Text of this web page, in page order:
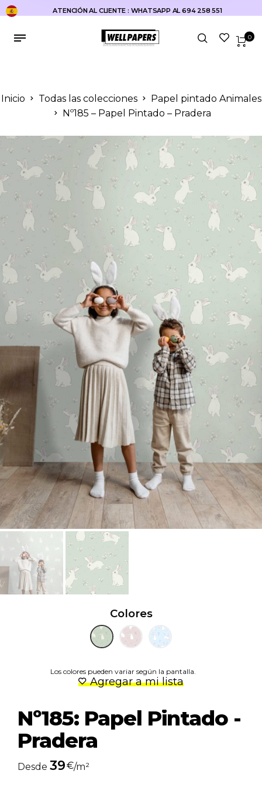
ATENCIÓN AL CLIENTE : WHATSAPP AL 694 258 551
0
Inicio Todas las colecciones
Papel pintado Animales
Nº185 – Papel Pintado – Pradera
Colores
Los colores pueden variar según la pantalla.
Agregar a mi lista
Nº185: Papel Pintado -
Pradera
Desde 39€/m²